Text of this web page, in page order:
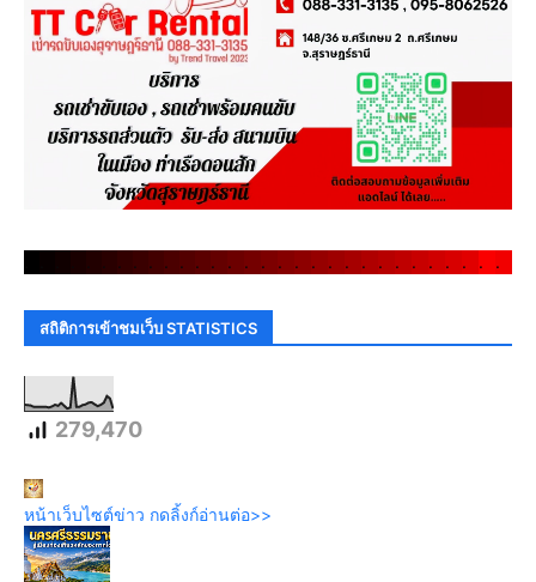
. . . . . . . . . . . . . . . . . . . . . . .
สถิติการเข้าชมเว็บ STATISTICS
279,470
หน้าเว็บไซต์ข่าว กดลิ้งก์อ่านต่อ>>